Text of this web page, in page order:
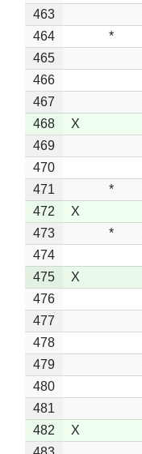
463
464
*
465
466
467
468
X
469
470
471
*
472
X
473
*
474
475
X
476
477
478
479
480
481
482
X